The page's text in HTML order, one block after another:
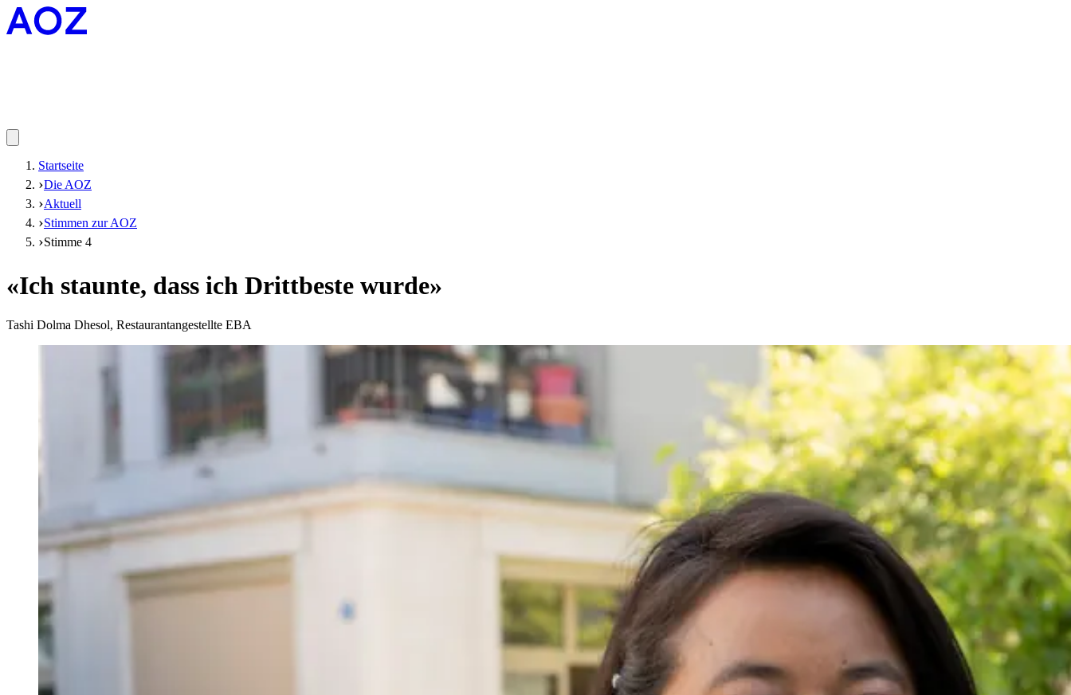
Startseite
Die AOZ
Aktuell
Stimmen zur AOZ
Stimme 4
«Ich staunte, dass ich Drittbeste wurde»
Tashi Dolma Dhesol, Restaurantangestellte EBA